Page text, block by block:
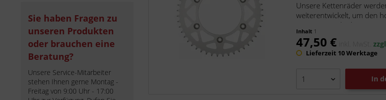
Sie haben Fragen zu
unseren Produkten
oder brauchen eine
Beratung?
Unsere Service-Mitarbeiter
stehen Ihnen gerne Montag -
Freitag von 9:00 Uhr - 17:00
Unsere Kettenräder
weiterentwickelt, um den
unsere superleichten
Inhalt 1
47,50 € inkl. MwSt.
Lieferzeit 10 Werktage
In